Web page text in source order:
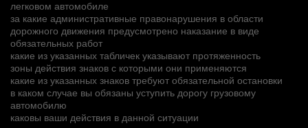
легковом автомобиле
за какие административные правонарушения в области
дорожного движения предусмотрено наказание в виде
обязательных работ
какие из указанных табличек указывают протяженность
зоны действия знаков с которыми они применяются
какие из указанных знаков требуют обязательной остановки
в каком случае вы обязаны уступить дорогу грузовому
автомобилю
каковы ваши действия в данной ситуации